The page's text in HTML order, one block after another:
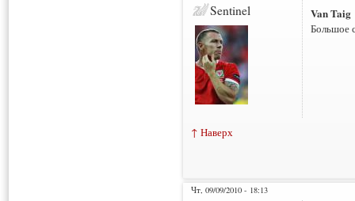
Sentinel Van Taig
Большое
↑ Наверх
Чт, 09/09/2010 - 18:13